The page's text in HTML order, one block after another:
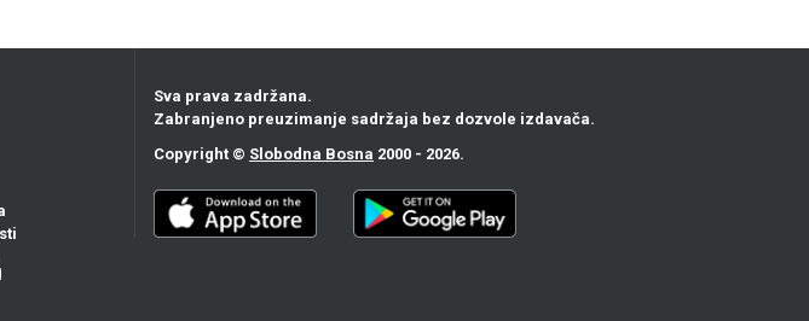
Sva prava zadržana.
Zabranjeno preuzimanje sadržaja bez dozvole izdavača.
Copyright © Slobodna Bosna 2000 - 2026.